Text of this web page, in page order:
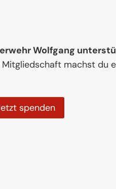
Wolfgang
machst du
spenden